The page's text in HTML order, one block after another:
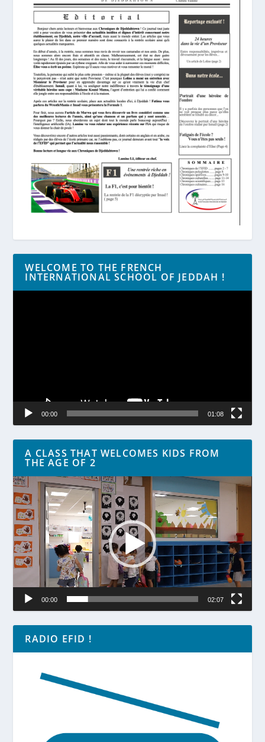
WELCOME TO THE FRENCH
INTERNATIONAL SCHOOL OF JEDDAH !
00:00 01:08
A CLASS THAT WELCOMES KIDS FROM
THE AGE OF 2
Lecteur
vidéo
00:00 02:07
RADIO EFID !